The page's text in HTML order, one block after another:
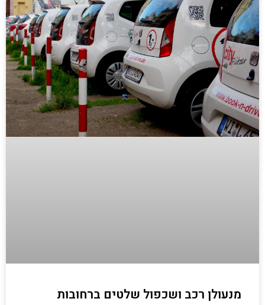
מנעולן רכב ושכפול שלטים ברחובות